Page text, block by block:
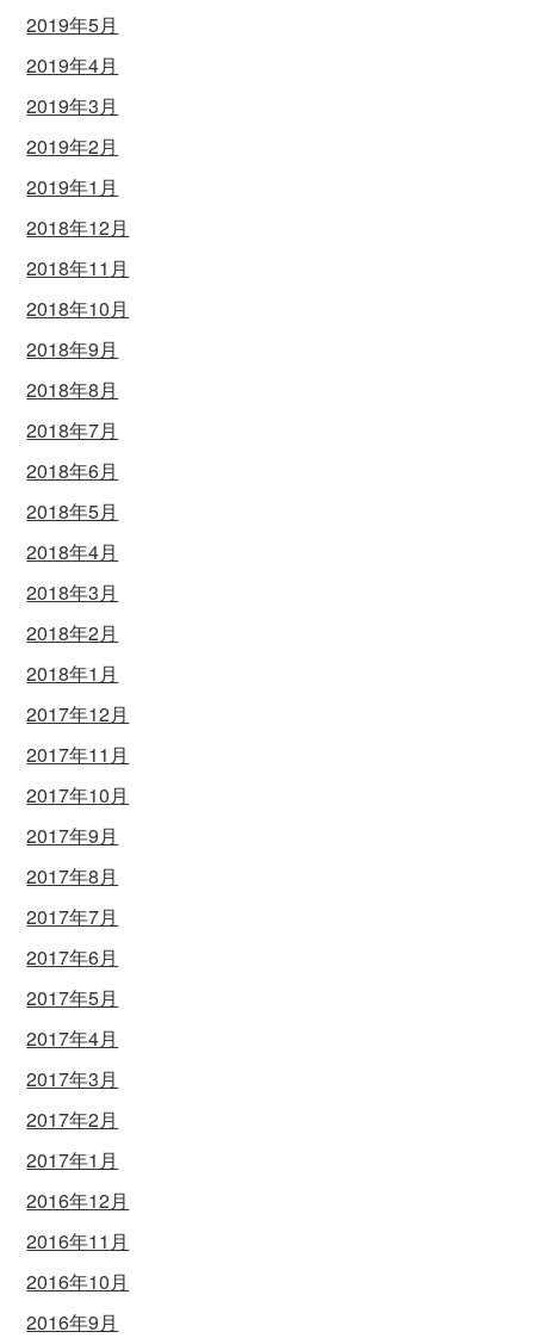
2019年5月
2019年4月
2019年3月
2019年2月
2019年1月
2018年12月
2018年11月
2018年10月
2018年9月
2018年8月
2018年7月
2018年6月
2018年5月
2018年4月
2018年3月
2018年2月
2018年1月
2017年12月
2017年11月
2017年10月
2017年9月
2017年8月
2017年7月
2017年6月
2017年5月
2017年4月
2017年3月
2017年2月
2017年1月
2016年12月
2016年11月
2016年10月
2016年9月